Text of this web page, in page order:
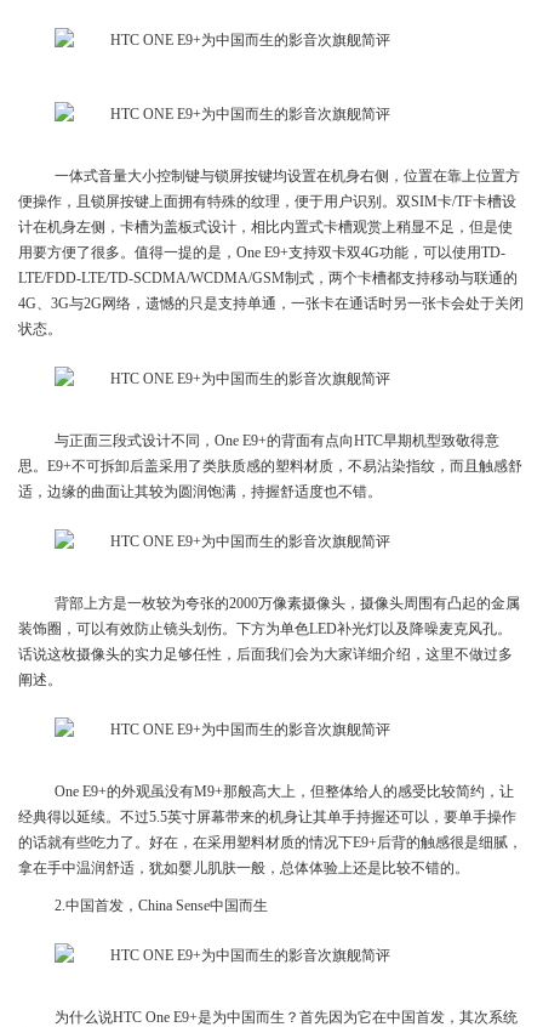
一体式音量大小控制键与锁屏按键均设置在机身右侧，位置在靠上位置方
便操作，且锁屏按键上面拥有特殊的纹理，便于用户识别。双SIM卡/TF卡槽设
计在机身左侧，卡槽为盖板式设计，相比内置式卡槽观赏上稍显不足，但是使
用要方便了很多。值得一提的是，One E9+支持双卡双4G功能，可以使用TD-
LTE/FDD-LTE/TD-SCDMA/WCDMA/GSM制式，两个卡槽都支持移动与联通的
4G、3G与2G网络，遗憾的只是支持单通，一张卡在通话时另一张卡会处于关闭
状态。
与正面三段式设计不同，One E9+的背面有点向HTC早期机型致敬得意
思。E9+不可拆卸后盖采用了类肤质感的塑料材质，不易沾染指纹，而且触感舒
适，边缘的曲面让其较为圆润饱满，持握舒适度也不错。
背部上方是一枚较为夸张的2000万像素摄像头，摄像头周围有凸起的金属
装饰圈，可以有效防止镜头划伤。下方为单色LED补光灯以及降噪麦克风孔。
话说这枚摄像头的实力足够任性，后面我们会为大家详细介绍，这里不做过多
阐述。
One E9+的外观虽没有M9+那般高大上，但整体给人的感受比较简约，让
经典得以延续。不过5.5英寸屏幕带来的机身让其单手持握还可以，要单手操作
的话就有些吃力了。好在，在采用塑料材质的情况下E9+后背的触感很是细腻，
拿在手中温润舒适，犹如婴儿肌肤一般，总体体验上还是比较不错的。
2.中国首发，China Sense中国而生
为什么说HTC One E9+是为中国而生？首先因为它在中国首发，其次系统